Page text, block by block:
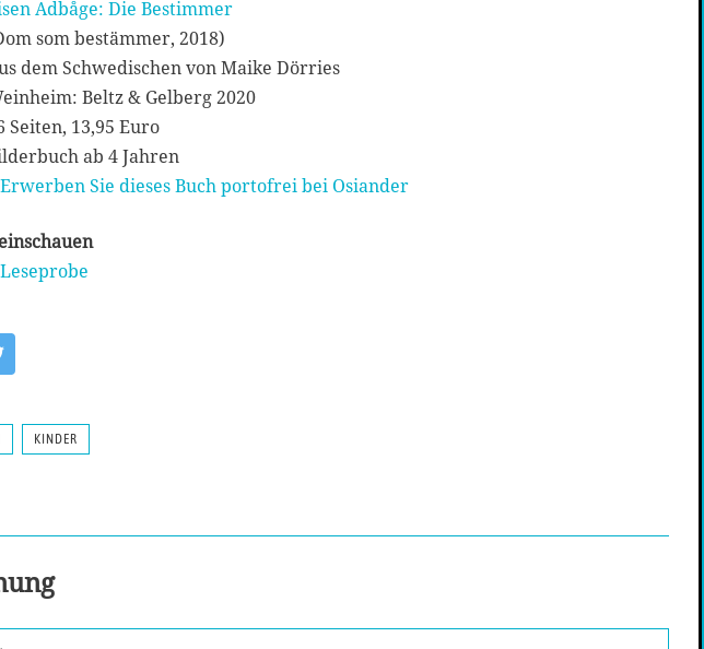
Adbåge: Die Bestimmer
som bestämmer, 2018)
dem Schwedischen von Maike Dörries
Beltz & Gelberg 2020
Seiten, 13,95 Euro
ab 4 Jahren
Erwerben Sie dieses Buch portofrei bei Osiander
Leseprobe
KINDER